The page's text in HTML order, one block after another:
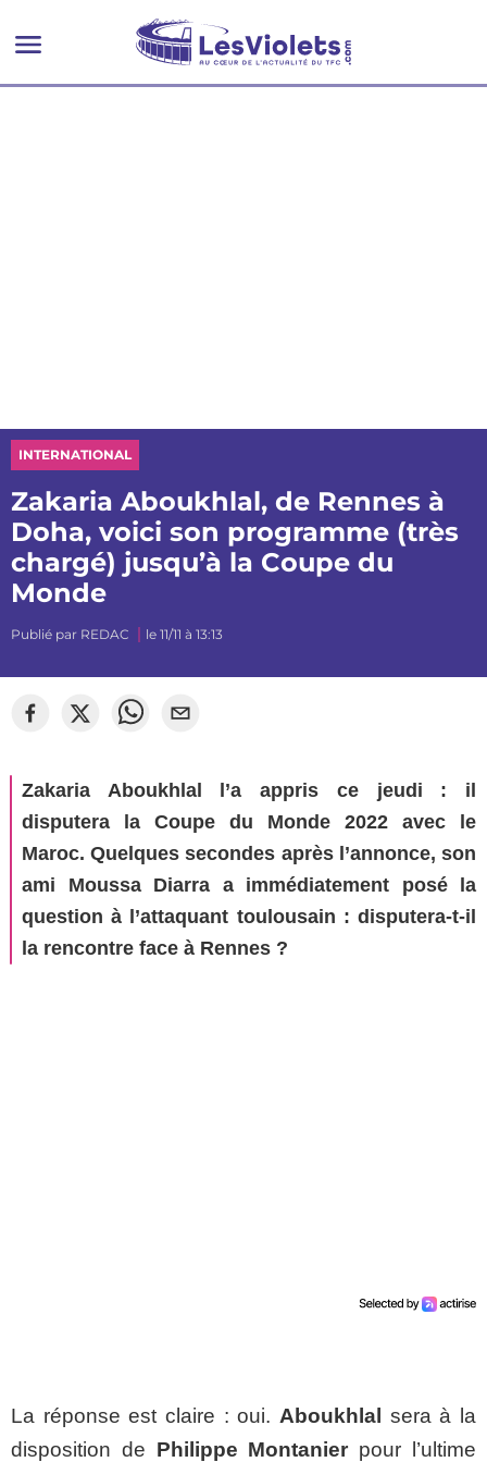
INTERNATIONAL
Zakaria Aboukhlal, de Rennes à
Doha, voici son programme (très
chargé) jusqu’à la Coupe du
Monde
Publié par REDAC le 11/11 à 13:13
Zakaria Aboukhlal l’a appris ce jeudi : il
disputera la Coupe du Monde 2022 avec le
Maroc. Quelques secondes après l’annonce, son
ami Moussa Diarra a immédiatement posé la
question à l’attaquant toulousain : disputera-t-il
la rencontre face à Rennes ?
La réponse est claire : oui. Aboukhlal
sera à la
disposition de Philippe Montanier pour l’ultime